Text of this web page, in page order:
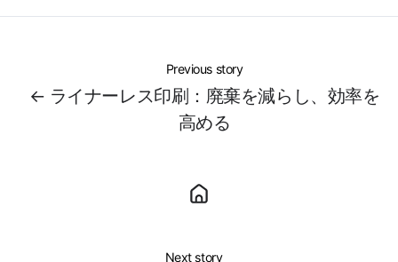
Previous story
← ライナーレス印刷：廃棄を減らし、効率を
高める
Next story